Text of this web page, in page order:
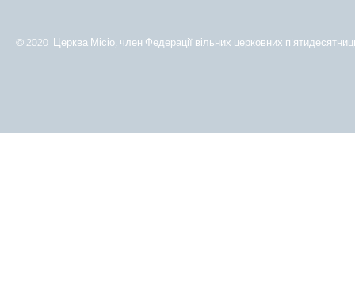
© 2020 Церква Місіо, член Федерації вільних церковних